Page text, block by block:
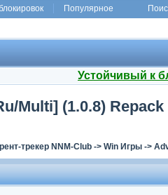
Популярное
Устойчивый к
Multi] (1.0.8)
трекер NNM-Club-> Win Игры->